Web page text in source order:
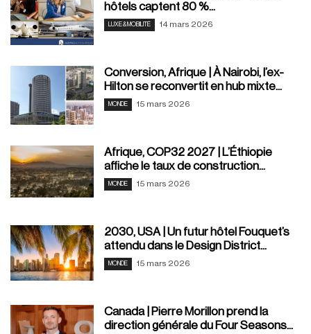
hôtels captent 80 %...
LUXE & MOBILITÉ 14 mars 2026
Conversion, Afrique | À Nairobi, l’ex-
Hilton se reconvertit en hub mixte...
MONDE 15 mars 2026
Afrique, COP32 2027 | L’Éthiopie
affiche le taux de construction...
MONDE 15 mars 2026
2030, USA | Un futur hôtel Fouquet’s
attendu dans le Design District...
MONDE 15 mars 2026
Canada | Pierre Morillon prend la
direction générale du Four Seasons...